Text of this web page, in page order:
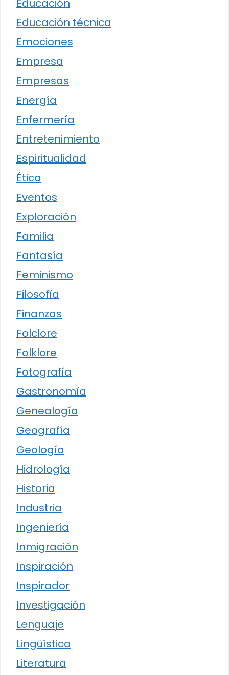
Educación
Educación técnica
Emociones
Empresa
Empresas
Energía
Enfermería
Entretenimiento
Espiritualidad
Ética
Eventos
Exploración
Familia
Fantasía
Feminismo
Filosofía
Finanzas
Folclore
Folklore
Fotografía
Gastronomía
Genealogía
Geografía
Geología
Hidrología
Historia
Industria
Ingeniería
Inmigración
Inspiración
Inspirador
Investigación
Lenguaje
Lingüística
Literatura